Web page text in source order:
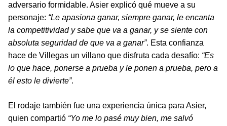
adversario formidable. Asier explicó qué mueve a su
personaje: “Le apasiona ganar, siempre ganar, le encanta
la competitividad y sabe que va a ganar, y se siente con
absoluta seguridad de que va a ganar”. Esta confianza
hace de Villegas un villano que disfruta cada desafío: “Es
lo que hace, ponerse a prueba y le ponen a prueba, pero a
él esto le divierte”.
El rodaje también fue una experiencia única para Asier,
quien compartió “Yo me lo pasé muy bien, me salvó